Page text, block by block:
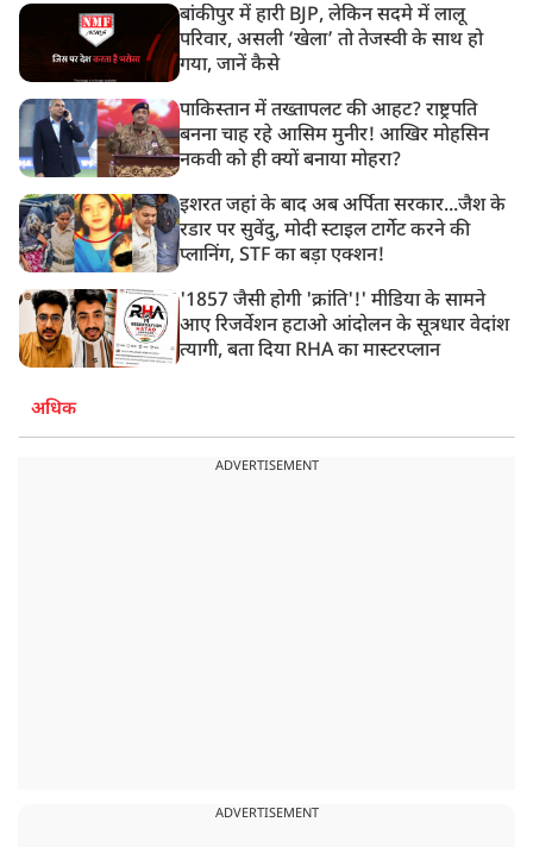
बांकीपुर में हारी BJP, लेकिन सदमे में लालू
परिवार, असली ‘खेला’ तो तेजस्वी के साथ हो
गया, जानें कैसे
पाकिस्तान में तख्तापलट की आहट? राष्ट्रपति
बनना चाह रहे आसिम मुनीर! आखिर मोहसिन
नकवी को ही क्यों बनाया मोहरा?
इशरत जहां के बाद अब अर्पिता सरकार...जैश के
रडार पर सुवेंदु, मोदी स्टाइल टार्गेट करने की
प्लानिंग, STF का बड़ा एक्शन!
'1857 जैसी होगी 'क्रांति'!' मीडिया के सामने
आए रिजर्वेशन हटाओ आंदोलन के सूत्रधार वेदांश
त्यागी, बता दिया RHA का मास्टरप्लान
अधिक
ADVERTISEMENT
ADVERTISEMENT